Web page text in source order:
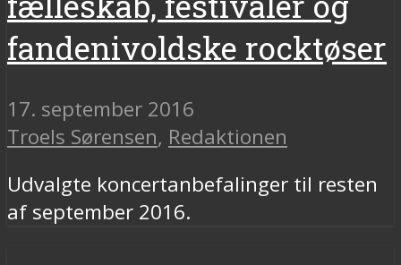
fandenivoldske rocktøser
17. september 2016
Troels Sørensen, Redaktionen
Udvalgte koncertanbefalinger til resten
af september 2016.